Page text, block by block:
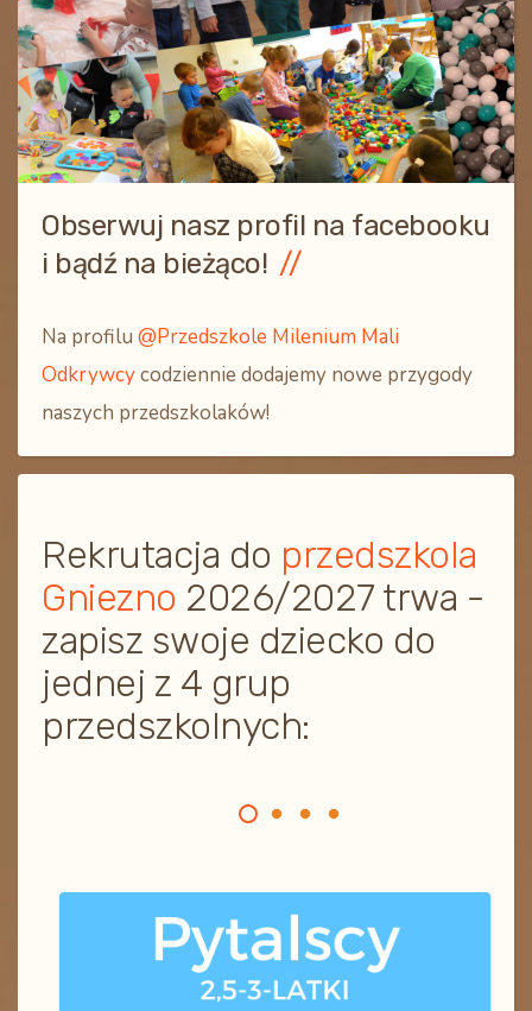
Obserwuj nasz profil na facebooku
i bądź na bieżąco!
Na profilu @Przedszkole Milenium Mali
Odkrywcycodziennie dodajemy nowe przygody
naszych przedszkolaków!
Rekrutacja do przedszkola
Gniezno 2026/2027 trwa -
zapisz swoje dziecko do
jednej z 4 grup
przedszkolnych: